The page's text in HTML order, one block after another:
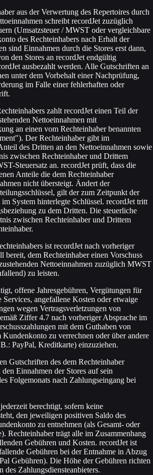
aus der Verwertung des Repertoires durch
schreibt recordJet zuzüglich
(Umsatzsteuer / MWST oder vergleichbare
des Rechteinhabers nach Erhalt der
sind Einnahmen durch die Stores erst dann,
den Stores an recordJet endgültig
ausbezahlt werden. Alle Gutschriften an
unter dem Vorbehalt einer Nachprüfung,
im Falle einer fehlerhaften oder
zahlt recordJet einen Teil der
Nettoeinnahmen mit
an einen vom Rechteinhaber benannten
Der Rechteinhaber gibt im
des Dritten an den Nettoeinnahmen sowie
zwischen Rechteinhaber und Drittem
Steuersatz an. recordJet prüft, dass die
Anteile die dem Rechteinhaber
nicht übersteigt. Ändert der
gilt der zum Zeitpunkt der
System hinterlegte Schlüssel. recordJet tritt
zu dem Dritten. Die steuerliche
zwischen Rechteinhaber und Drittem
ist recordJet nach vorheriger
bereit, dem Rechteinhaber einen Vorschuss
Nettoeinnahmen zuzüglich MWST
zu leisten.
offene Jahresgebühren, Vergütungen für
Services, angefallene Kosten oder etwaige
wegen Vertragsverletzungen von
Ziffer 4.7 nach vorheriger Absprache im
mit dem Guthaben von
Kundenkonto zu verrechnen oder über andere
PayPal, Kreditkarte) einzuziehen.
Gutschriften des dem Rechteinhaber
Einnahmen der Stores auf sein
Folgemonats nach Zahlungseingang bei
berechtigt, sofern keine
den jeweiligen positiven Saldo des
zu entnehmen (als Gesamt- oder
Rechteinhaber trägt alle im Zusammenhang
Gebühren und Kosten. recordJet ist
Gebühren bei der Entnahme in Abzug
Gebühren). Die Höhe der Gebühren richten
des Zahlungsdiensteanbieters.